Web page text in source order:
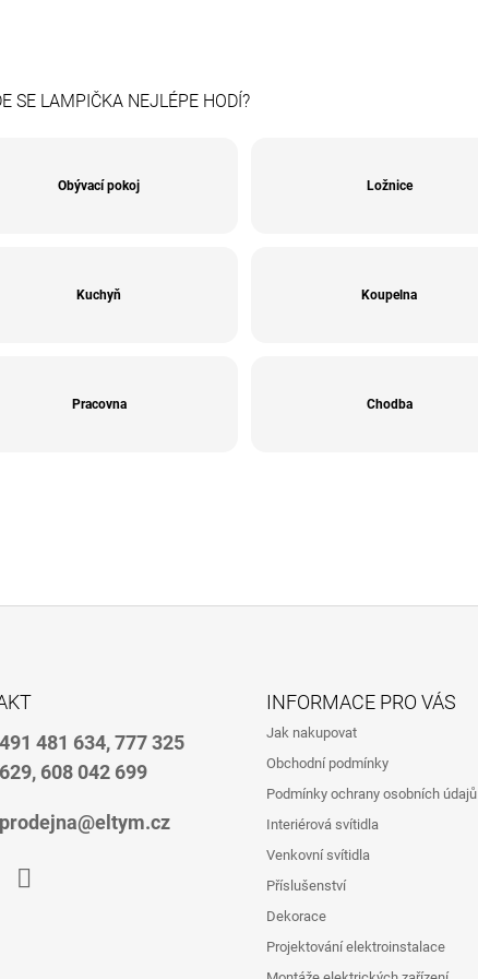
SE LAMPIČKA NEJLÉPE HODÍ?
Obývací pokoj Ložnice
Kuchyň Koupelna
Pracovna Chodba
481 634, 777 325
608 042 699
INFORMACE PRO VÁS
Jak nakupovat
Obchodní podmínky
Podmínky ochrany osobních údajů
Interiérová svítidla
Venkovní svítidla
Příslušenství
Dekorace
Projektování elektroinstalace